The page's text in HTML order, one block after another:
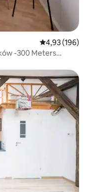
Средна
4,93 (196)
-300 Meters